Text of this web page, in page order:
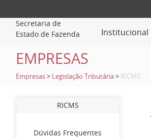
Secretaria de
Estado de Fazenda
Institucional
EMPRESAS
Empresas > Legislação Tributária > RICMS
RICMS
Dúvidas Frequentes